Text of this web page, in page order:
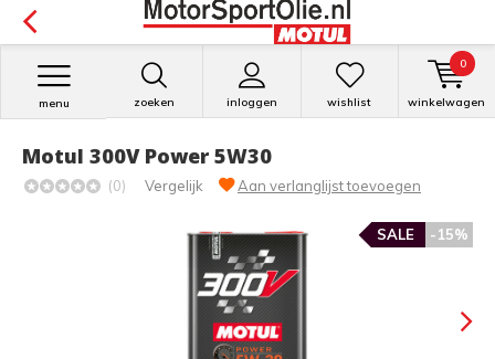
zoeken inloggen
menu wishlist winkelwagen
0
Motul 300V Power 5W30
(0) Vergelijk Aan verlanglijst toevoegen
-15%
SALE